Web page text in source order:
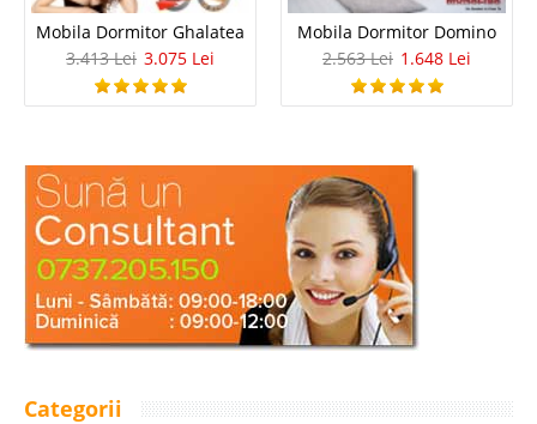
Mobila Dormitor Ghalatea
3.413 Lei 3.075 Lei
Mobila Dormitor Domino
2.563 Lei 1.648 Lei
Categorii